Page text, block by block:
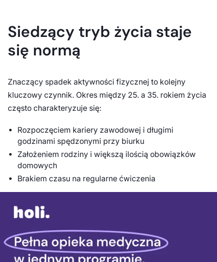
Siedzący tryb życia staje
się normą
Znaczący spadek aktywności fizycznej to kolejny
kluczowy czynnik. Okres między 25. a 35. rokiem życia
często charakteryzuje się:
Rozpoczęciem kariery zawodowej i długimi
godzinami spędzonymi przy biurku
Założeniem rodziny i większą ilością obowiązków
domowych
Brakiem czasu na regularne ćwiczenia